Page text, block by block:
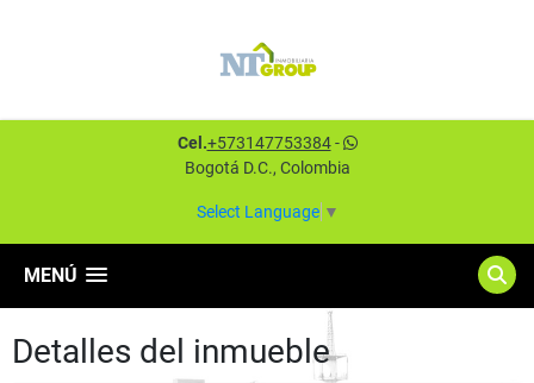
Cel.+573147753384-
Bogotá D.C., Colombia
Select Language ▼
MENÚ
Detalles del inmueble